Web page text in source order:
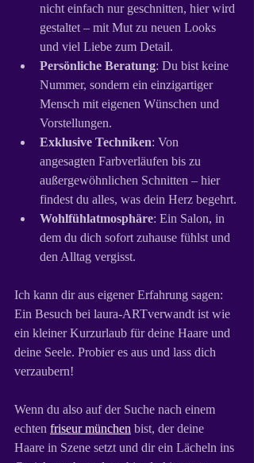
nicht einfach nur geschnitten, hier wird
gestaltet – mit Mut zu neuen Looks
und viel Liebe zum Detail.
Persönliche Beratung: Du bist keine
Nummer, sondern ein einzigartiger
Mensch mit eigenen Wünschen und
Vorstellungen.
Exklusive Techniken: Von
angesagten Farbverläufen bis zu
außergewöhnlichen Schnitten – hier
findest du alles, was dein Herz begehrt.
Wohlfühlatmosphäre: Ein Salon, in
dem du dich sofort zuhause fühlst und
den Alltag vergisst.
Ich kann dir aus eigener Erfahrung sagen:
Ein Besuch bei laura-ARTverwandt ist wie
ein kleiner Kurzurlaub für deine Haare und
deine Seele. Probier es aus und lass dich
verzaubern!
Wenn du also auf der Suche nach einem
echten friseur münchen bist, der deine
Haare in Szene setzt und dir ein Lächeln ins